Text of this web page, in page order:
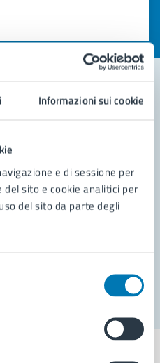
Informazioni sui cookie
e di sessione per
sito e cookie analitici per
del sito da parte degli
(da 1 a 5 stelle)
per valutare la chiarezza delle
su 5
5